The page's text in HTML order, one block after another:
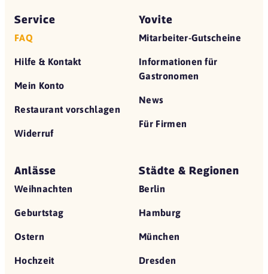
Service
FAQ
Hilfe & Kontakt
Mein Konto
Restaurant vorschlagen
Widerruf
Yovite
Mitarbeiter-Gutscheine
Informationen für
Gastronomen
News
Für Firmen
Anlässe
Weihnachten
Geburtstag
Ostern
Hochzeit
Städte & Regionen
Berlin
Hamburg
München
Dresden